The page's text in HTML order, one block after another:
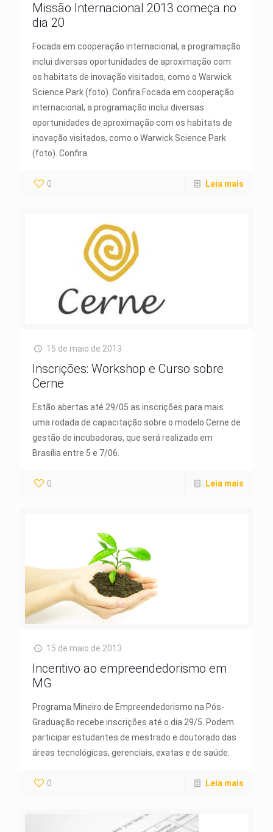
Missão Internacional 2013 começa no
dia 20
Focada em cooperação internacional, a programação
inclui diversas oportunidades de aproximação com
os habitats de inovação visitados, como o Warwick
Science Park (foto). Confira.Focada em cooperação
internacional, a programação inclui diversas
oportunidades de aproximação com os habitats de
inovação visitados, como o Warwick Science Park
(foto). Confira.
0 Leia mais
15 de maio de 2013
Inscrições: Workshop e Curso sobre
Cerne
Estão abertas até 29/05 as inscrições para mais
uma rodada de capacitação sobre o modelo Cerne de
gestão de incubadoras, que será realizada em
Brasília entre 5 e 7/06.
0 Leia mais
15 de maio de 2013
Incentivo ao empreendedorismo em
MG
Programa Mineiro de Empreendedorismo na Pós-
Graduação recebe inscrições até o dia 29/5. Podem
participar estudantes de mestrado e doutorado das
áreas tecnológicas, gerenciais, exatas e de saúde.
0 Leia mais